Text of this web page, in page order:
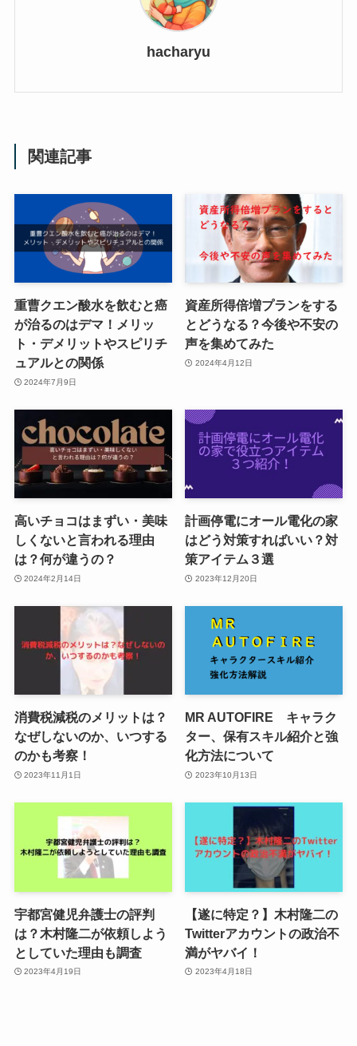
hacharyu
関連記事
重曹クエン酸水を飲むと癌
が治るのはデマ！メリッ
ト・デメリットやスピリチ
ュアルとの関係
2024年7月9日
資産所得倍増プランをする
とどうなる？今後や不安の
声を集めてみた
2024年4月12日
高いチョコはまずい・美味
しくないと言われる理由
は？何が違うの？
2024年2月14日
計画停電にオール電化の家
はどう対策すればいい？対
策アイテム３選
2023年12月20日
消費税減税のメリットは？
なぜしないのか、いつする
のかも考察！
2023年11月1日
MR AUTOFIRE キャラク
ター、保有スキル紹介と強
化方法について
2023年10月13日
宇都宮健児弁護士の評判
は？木村隆二が依頼しよう
としていた理由も調査
2023年4月19日
【遂に特定？】木村隆二の
Twitterアカウントの政治不
満がヤバイ！
2023年4月18日